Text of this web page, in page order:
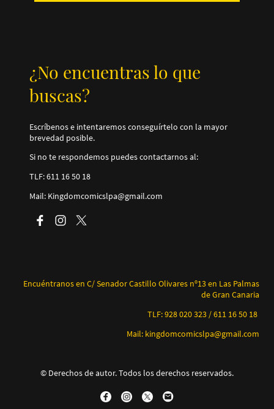
¿No encuentras lo que
buscas?
Escríbenos e intentaremos conseguírtelo con la mayor
brevedad posible.
Si no te respondemos puedes contactarnos al:
TLF: 611 16 50 18
Mail: Kingdomcomicslpa@gmail.com
Encuéntranos en C/ Senador Castillo Olivares nº13 en Las Palmas
de Gran Canaria
TLF: 928 020 323 / 611 16 50 18
Mail: kingdomcomicslpa@gmail.com
© Derechos de autor. Todos los derechos reservados.